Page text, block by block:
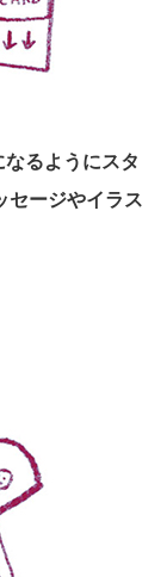
るようにスタ
セージやイラス